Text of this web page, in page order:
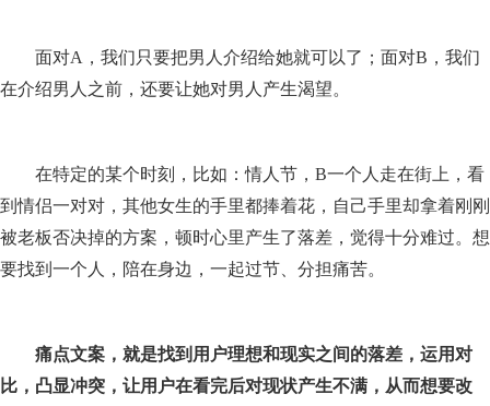
面对A，我们只要把男人介绍给她就可以了；面对B，我们
在介绍男人之前，还要让她对男人产生渴望。
在特定的某个时刻，比如：情人节，B一个人走在街上，看
到情侣一对对，其他女生的手里都捧着花，自己手里却拿着刚刚
被老板否决掉的方案，顿时心里产生了落差，觉得十分难过。想
要找到一个人，陪在身边，一起过节、分担痛苦。
痛点文案，就是找到用户理想和现实之间的落差，运用对
比，凸显冲突，让用户在看完后对现状产生不满，从而想要改